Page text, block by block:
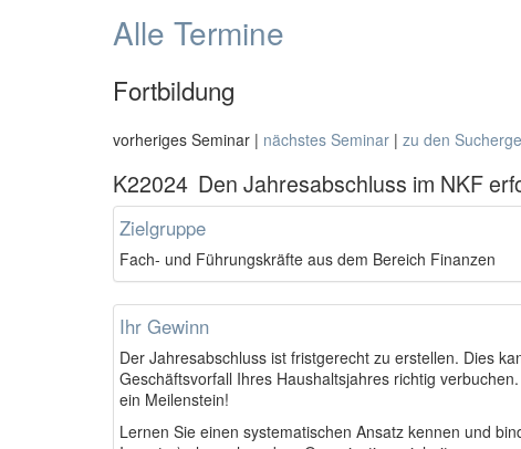
Alle Termine
Fortbildung
vorheriges Seminar | nächstes Seminar | zu den
K22024 Den Jahresabschluss im NKF
Zielgruppe
Fach- und Führungskräfte aus dem Bereich Finanzen
Ihr Gewinn
Der Jahresabschluss ist fristgerecht zu erstellen. Dies
Geschäftsvorfall Ihres Haushaltsjahres richtig
ein Meilenstein!
Lernen Sie einen systematischen Ansatz kennen und